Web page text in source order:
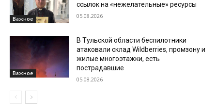
Важное
ссылок на «нежелательные» ресурсы
05.08.2026
Важное
В Тульской области беспилотники
атаковали склад Wildberries, промзону и
жилые многоэтажки, есть
пострадавшие
05.08.2026